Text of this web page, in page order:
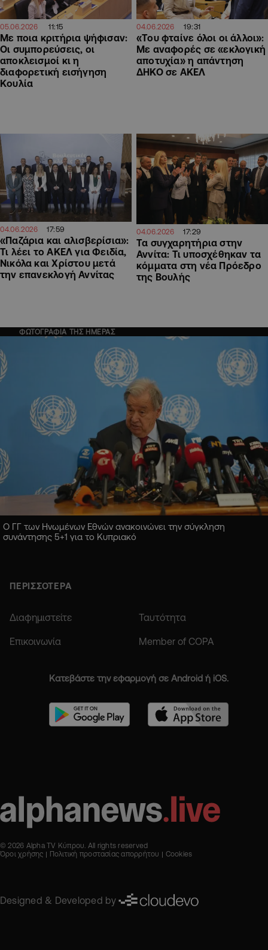
05.06.2026 11:15
Με ποια κριτήρια ψήφισαν:
Οι συμπορεύσεις, οι
αποκλεισμοί κι η
διαφορετική εισήγηση
Κουλία
04.06.2026 19:31
«Του φταίνε όλοι οι άλλοι»:
Με αναφορές σε «εκλογική
αποτυχία» η απάντηση
ΔΗΚΟ σε ΑΚΕΛ
04.06.2026 17:59
«Παζάρια και αλισβερίσια»:
Τι λέει το ΑΚΕΛ για Φειδία,
Νικόλα και Χρίστου μετά
την επανεκλογή Αννίτας
04.06.2026 17:29
Τα συγχαρητήρια στην
Αννίτα: Τι υποσχέθηκαν τα
κόμματα στη νέα Πρόεδρο
της Βουλής
ΦΩΤΟΓΡΑΦΙΑ ΤΗΣ ΗΜΕΡΑΣ
Ο ΓΓ των Ηνωμένων Εθνών ανακοινώνει την σύγκληση
συνάντησης 5+1 για το Κυπριακό
ΠΕΡΙΣΣΟΤΕΡΑ
Διαφημιστείτε Ταυτότητα
Επικοινωνία Member of COPA
Κατεβάστε την εφαρμογή σε Android ή iOS.
© 2026 Alpha TV Κύπρου. All rights reserved
Όροι χρήσης
Πολιτική προστασίας απορρήτου Cookies
Designed & Developed by